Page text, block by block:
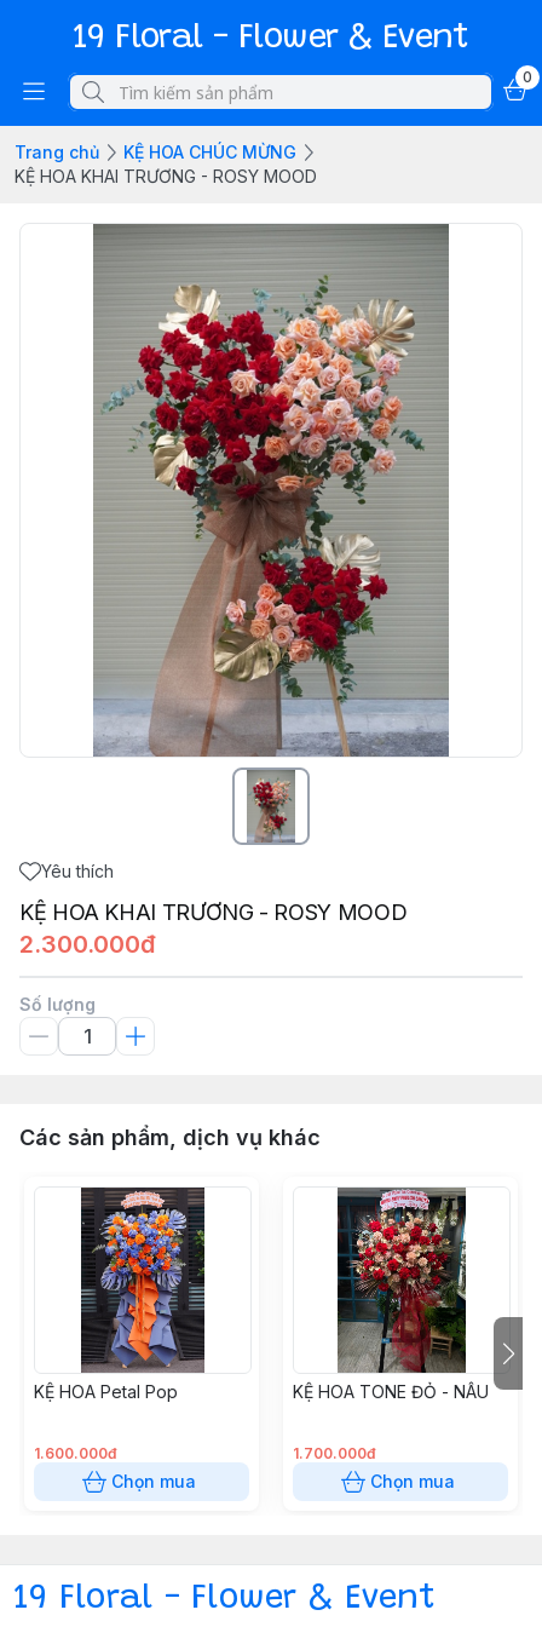
19 Floral - Flower & Event
0
Trang chủ
KỆ HOA CHÚC MỪNG
KỆ HOA KHAI TRƯƠNG - ROSY MOOD
Yêu thích
KỆ HOA KHAI TRƯƠNG - ROSY MOOD
2.300.000đ
Số lượng
Các sản phẩm, dịch vụ khác
KỆ HOA Petal Pop
1.600.000đ
Chọn mua
KỆ HOA TONE ĐỎ - NÂU
1.700.000đ
Chọn mua
19 Floral - Flower & Event